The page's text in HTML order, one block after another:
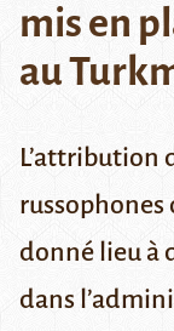
mis en
au
L’attribution
russophones
donné lieu à
dans